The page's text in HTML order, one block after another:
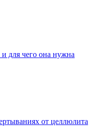
и для чего она нужна
от целлюлита